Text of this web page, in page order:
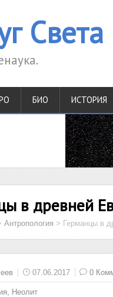
Света
БИО ИСТОРИЯ
в древней
Антропология > Германцы в
07.06.2017 0
Неолит